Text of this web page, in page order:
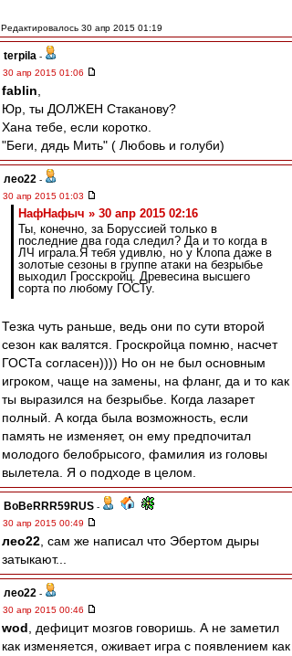
Редактировалось 30 апр 2015 01:19
terpila -
30 апр 2015 01:06
fablin
Юр, ты ДОЛЖЕН Стаканову?
Хана тебе, если коротко.
"Беги, дядь Мить" ( Любовь и голуби)
лео22 -
30 апр 2015 01:03
НафНафыч » 30 апр 2015 02:16
Ты, конечно, за Боруссией только в
последние два года следил? Да и то когда в
ЛЧ играла.Я тебя удивлю, но у Клопа даже в
золотые сезоны в группе атаки на безрыбье
выходил Гросскройц. Древесина высшего
сорта по любому ГОСТу.
Тезка чуть раньше, ведь они по сути второй
сезон как валятся. Гроскройца помню, насчет
ГОСТа согласен)))) Но он не был основным
игроком, чаще на замены, на фланг, да и то как
ты выразился на безрыбье. Когда лазарет
полный. А когда была возможность, если
память не изменяет, он ему предпочитал
молодого белобрысого, фамилия из головы
вылетела. Я о подходе в целом.
BoBeRRR59RUS -
30 апр 2015 00:49
лео22 , сам же написал что Эбертом дыры
затыкают...
лео22 -
30 апр 2015 00:46
wod , дефицит мозгов говоришь. А не заметил
как изменяется, оживает игра с появлением как